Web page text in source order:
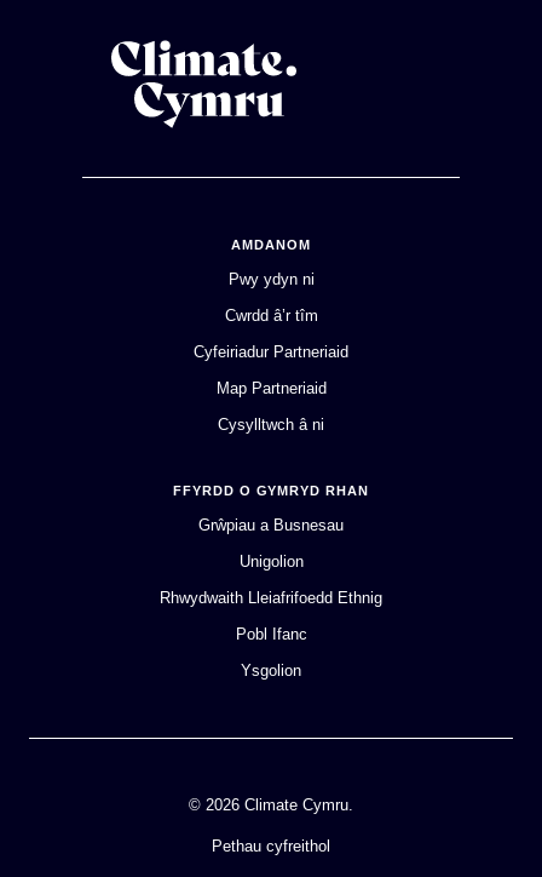
AMDANOM
Pwy ydyn ni
Cwrdd â’r tîm
Cyfeiriadur Partneriaid
Map Partneriaid
Cysylltwch â ni
FFYRDD O GYMRYD RHAN
Grŵpiau a Busnesau
Unigolion
Rhwydwaith Lleiafrifoedd Ethnig
Pobl Ifanc
Ysgolion
© 2026 Climate Cymru.
Pethau cyfreithol